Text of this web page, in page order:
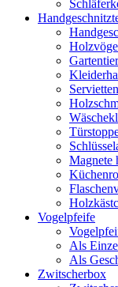
Magnete
Vogelpfeife
Als
Als
Zwitscherbox